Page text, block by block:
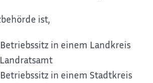
ist,
in einem Landkreis
in einem Stadtkreis